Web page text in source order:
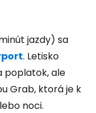
jazdy) sa
. Letisko
poplatok, ale
Grab, ktorá je k
noci.